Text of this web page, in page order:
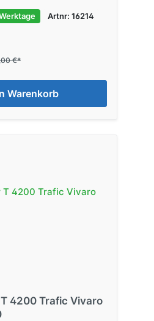
Artnr: 16214
€*
Warenkorb
4200 Trafic Vivaro